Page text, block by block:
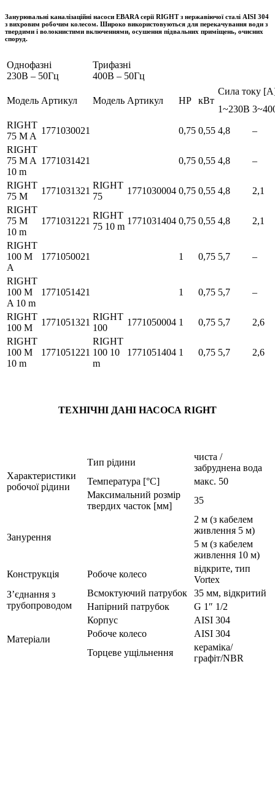
Занурювальні каналізаційні насоси EBARA серії RIGHT з нержавіючої сталі AISI 304
з вихровим робочим колесом. Широко використовуються для перекачування води з
твердими і волокнистими включеннями, осушення підвальних приміщень, очисних
споруд.
Однофазні
230В – 50Гц
Трифазні
400В – 50Гц
Модель Артикул Модель Артикул HP кВт
Сила току
1~230В
RIGHT
75 M A
1771030021 0,75 0,55 4,8
–
RIGHT
75 M A
10 m
1771031421 0,75 0,55 4,8 –
RIGHT
75 M
1771031321
RIGHT
75
1771030004 0,75 0,55 4,8
2,1
RIGHT
75 M
10 m
1771031221
RIGHT
75 10 m
1771031404 0,75 0,55 4,8 2,1
RIGHT
100 M
A
1771050021 1 0,75 5,7 –
RIGHT
100 M
A 10 m
1771051421 1 0,75 5,7 –
RIGHT
100 M
1771051321
RIGHT
100
1771050004 1 0,75 5,7
2,6
RIGHT
100 M
10 m
1771051221
RIGHT
100 10
m
1771051404 1 0,75 5,7 2,6
ТЕХНІЧНІ ДАНІ НАСОСА RIGHT
Характеристики
робочої рідини
Тип рідини
чиста /
забруднена вода
Температура [°C]
макс. 50
Максимальний розмір
твердих часток [мм]
35
Занурення
2 м (з кабелем
живлення 5 м)
5 м (з кабелем
живлення 10 м)
Конструкція
Робоче колесо
відкрите, тип
Vortex
З’єднання з
трубопроводом
Всмоктуючий патрубок
35 мм, відкритий
Напірний патрубок
G 1″ 1/2
Матеріали
Корпус
AISI 304
Робоче колесо
AISI 304
Торцеве ущільнення
кераміка/
графіт/NBR